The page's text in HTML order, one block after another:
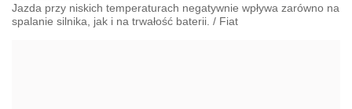
Jazda przy niskich temperaturach negatywnie wpływa zarówno na
spalanie silnika, jak i na trwałość baterii. / Fiat